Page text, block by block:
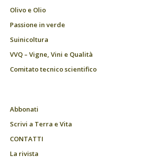
Olivo e Olio
Passione in verde
Suinicoltura
VVQ – Vigne, Vini e Qualità
Comitato tecnico scientifico
Abbonati
Scrivi a Terra e Vita
CONTATTI
La rivista